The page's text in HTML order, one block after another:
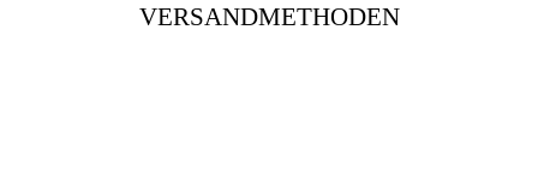
VERSANDMETHODEN